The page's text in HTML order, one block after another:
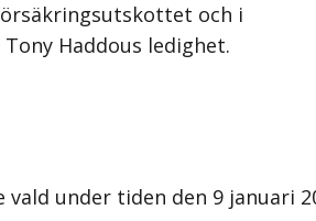
och i
Haddous ledighet.
under tiden den 9 januari